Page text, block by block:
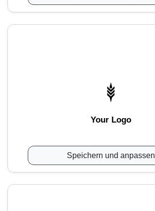
Your Logo
Speichern und anpassen